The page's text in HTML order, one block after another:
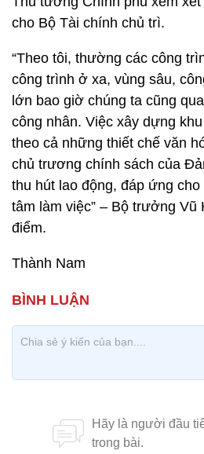
cho Bộ Tài chính chủ trì.
“Theo tôi, thường các công
công trình ở xa, vùng sâu,
lớn bao giờ chúng ta cũng
công nhân. Việc xây dựng
theo cả những thiết chế văn
chủ trương chính sách của
thu hút lao động, đáp ứng
tâm làm việc” – Bộ trưởng Vũ
điểm.
Thành Nam